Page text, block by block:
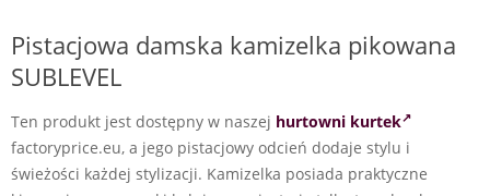
Pistacjowa damska kamizelka pikowana
SUBLEVEL
Ten produkt jest dostępny w naszej hurtowni kurtek
factoryprice.eu, a jego pistacjowy odcień dodaje stylu i
świeżości każdej stylizacji. Kamizelka posiada praktyczne